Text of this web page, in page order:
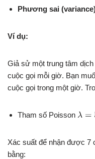
Phương sai
Ví dụ:
Giả sử một trung tâm
cuộc gọi mỗi giờ. Bạn
cuộc gọi trong một giờ.
Tham số Poisson
Xác suất để nhận được 7
bằng: